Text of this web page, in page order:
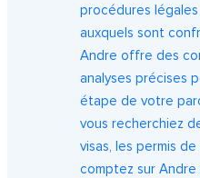
procédures
auxquels sont
Andre offre des
analyses précises
étape de votre
vous recherchiez
visas, les permis
comptez sur